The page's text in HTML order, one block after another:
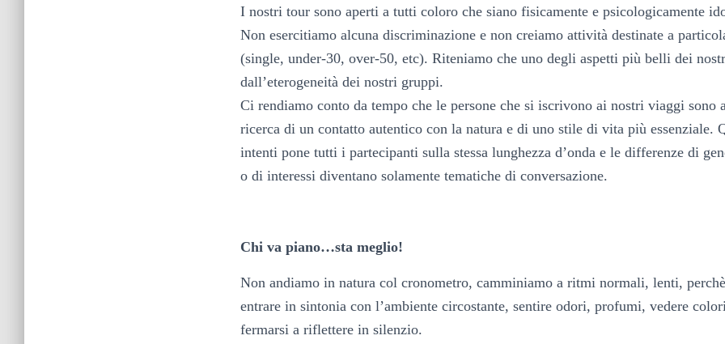
I nostri tour sono aperti a tutti coloro che siano fisicamente e psicologicamente
Non esercitiamo alcuna discriminazione e non creiamo attività destinate a
(single, under-30, over-50, etc). Riteniamo che uno degli aspetti più belli dei
dall’eterogeneità dei nostri gruppi.
Ci rendiamo conto da tempo che le persone che si iscrivono ai nostri viaggi sono
ricerca di un contatto autentico con la natura e di uno stile di vita più essenziale.
intenti pone tutti i partecipanti sulla stessa lunghezza d’onda e le differenze di
o di interessi diventano solamente tematiche di conversazione.
Chi va piano…sta meglio!
Non andiamo in natura col cronometro, camminiamo a ritmi normali, lenti,
entrare in sintonia con l’ambiente circostante, sentire odori, profumi, vedere
fermarsi a riflettere in silenzio.